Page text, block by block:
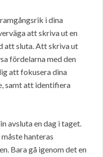
i dina
att skriva ut en
att sluta. Att skriva ut
fördelarna med den
att fokusera dina
samt att identifiera
avsluta en dag i taget.
hanteras
Bara gå igenom det en